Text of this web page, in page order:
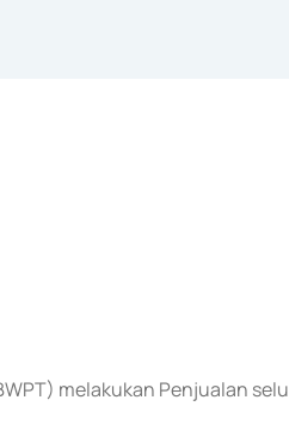
melakukan Penjualan